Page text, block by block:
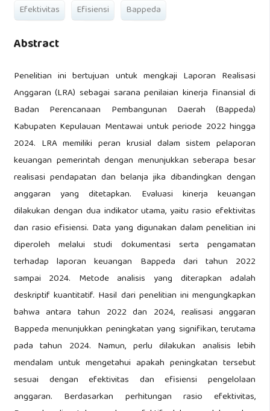
Efektivitas
Efisiensi Bappeda
Abstract
Penelitian ini bertujuan untuk mengkaji Laporan Realisasi
Anggaran (LRA) sebagai sarana penilaian kinerja finansial di
Badan Perencanaan Pembangunan Daerah (Bappeda)
Kabupaten Kepulauan Mentawai untuk periode 2022 hingga
2024. LRA memiliki peran krusial dalam sistem pelaporan
keuangan pemerintah dengan menunjukkan seberapa besar
realisasi pendapatan dan belanja jika dibandingkan dengan
anggaran yang ditetapkan. Evaluasi kinerja keuangan
dilakukan dengan dua indikator utama, yaitu rasio efektivitas
dan rasio efisiensi. Data yang digunakan dalam penelitian ini
diperoleh melalui studi dokumentasi serta pengamatan
terhadap laporan keuangan Bappeda dari tahun 2022
sampai 2024. Metode analisis yang diterapkan adalah
deskriptif kuantitatif. Hasil dari penelitian ini mengungkapkan
bahwa antara tahun 2022 dan 2024, realisasi anggaran
Bappeda menunjukkan peningkatan yang signifikan, terutama
pada tahun 2024. Namun, perlu dilakukan analisis lebih
mendalam untuk mengetahui apakah peningkatan tersebut
sesuai dengan efektivitas dan efisiensi pengelolaan
anggaran. Berdasarkan perhitungan rasio efektivitas,